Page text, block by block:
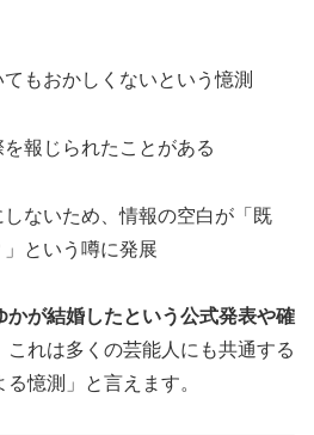
もおかしくないという憶測
報じられたことがある
ないため、情報の空白が「既
という噂に発展
かが結婚したという公式発表や確
これは多くの芸能人にも共通する
る憶測」と言えます。